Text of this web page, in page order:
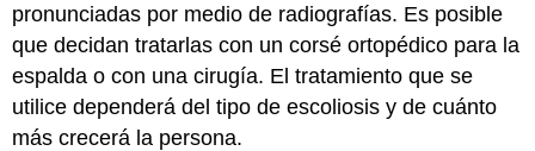
pronunciadas por medio de radiografías. Es posible
que decidan tratarlas con un corsé ortopédico para la
espalda o con una cirugía. El tratamiento que se
utilice dependerá del tipo de escoliosis y de cuánto
más crecerá la persona.